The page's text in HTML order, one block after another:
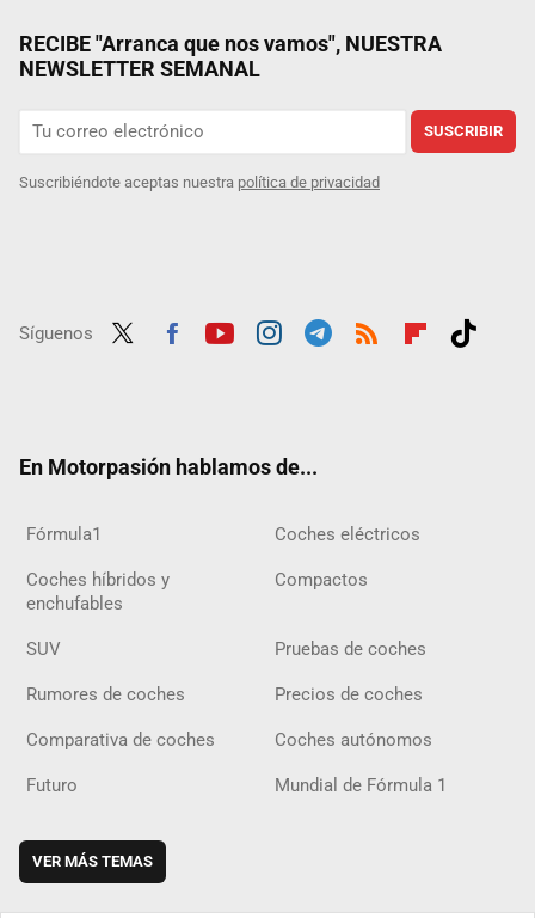
RECIBE "Arranca que nos vamos", NUESTRA
NEWSLETTER SEMANAL
SUSCRIBIR
Suscribiéndote aceptas nuestra política de privacidad
Síguenos
En Motorpasión hablamos de...
Fórmula1 Coches eléctricos
Coches híbridos y
enchufables
Compactos
SUV Pruebas de coches
Rumores de coches Precios de coches
Comparativa de coches Coches autónomos
Futuro Mundial de Fórmula 1
VER MÁS TEMAS